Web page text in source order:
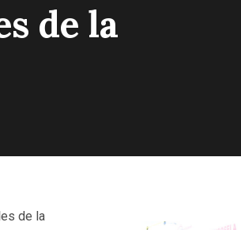
de la
de la